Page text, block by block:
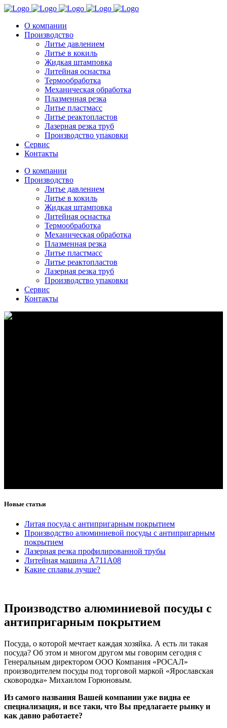
О компании
Производство
Литье давлением
Литье в кокиль
Жидкая штамповка
Литейная оснастка
Термообработка
Механическая обработка
Плазменная резка
Литье пластмасс
Литье реактопластов
Лазерная резка труб
Производство упаковки
Сервис
Контакты
О компании
Производство
Литье давлением
Литье в кокиль
Жидкая штамповка
Литейная оснастка
Термообработка
Механическая обработка
Плазменная резка
Литье пластмасс
Литье реактопластов
Лазерная резка труб
Производство упаковки
Сервис
Контакты
Новые статьи
Литая посуда с антипригарным покрытием
Производство алюминиевой посуды с антипригарным
покрытием
Лазерная резка профилированной трубы
Литейная машина А711А08
Какие сплавы лучше?
Производство алюминиевой посуды с
антипригарным покрытием
Посуда, о которой мечтает каждая хозяйка. А есть ли такая
посуда? Об этом и многом другом мы говорим сегодня с
Генеральным директором ООО Компания «РОСАЛ»
производителем посуды под торговой маркой «Ярославская
сковородка» Михаилом Горюновым.
Из самого названия Вашей компании уже видна ее
специализация, и все таки, что Вы предлагаете рынку и
как давно работаете?